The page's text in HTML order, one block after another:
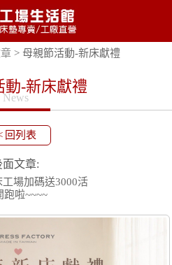
> 母親節活動-新床獻禮
動-新床獻禮
News
回列表
面文章:
場加碼送3000活
跑啦~~~~